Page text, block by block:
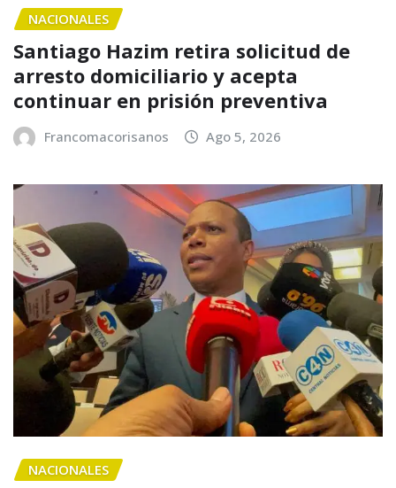
NACIONALES
Santiago Hazim retira solicitud de
arresto domiciliario y acepta
continuar en prisión preventiva
Francomacorisanos Ago 5, 2026
NACIONALES